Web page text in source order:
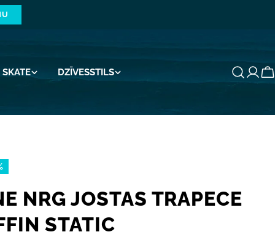
SKATE DZĪVESSTILS
NRG JOSTAS TRAPECE
STATIC